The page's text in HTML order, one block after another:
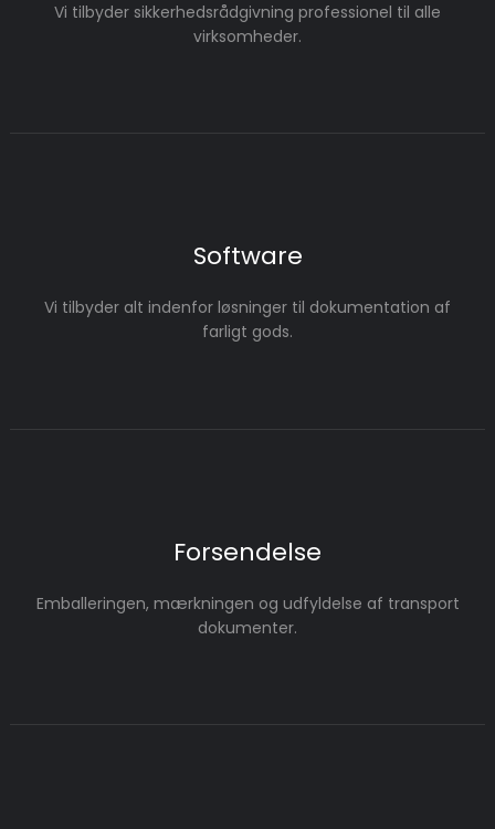
Vi tilbyder sikkerhedsrådgivning professionel til alle
virksomheder.
Software
Vi tilbyder alt indenfor løsninger til dokumentation af
farligt gods.
Forsendelse
Emballeringen, mærkningen og udfyldelse af transport
dokumenter.